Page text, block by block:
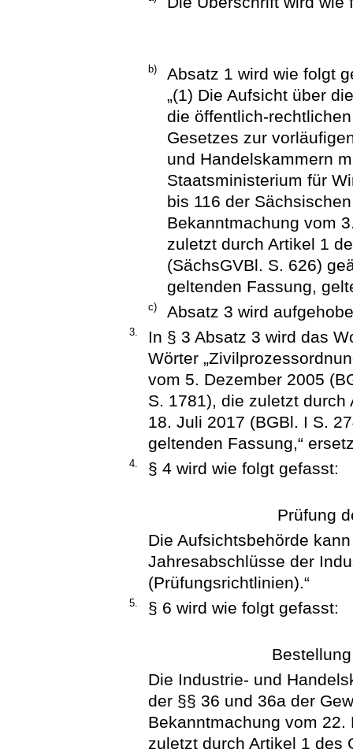
b)
Absatz 1 wird wie folgt
„(1) Die Aufsicht über
die öffentlich-
Gesetzes zur
und Handelskammern
Staatsministerium für
bis 116 der
Bekanntmachung vom
zuletzt durch Artikel 1
(SächsGVBl. S. 626)
geltenden Fassung,
c) Absatz 3 wird
3.
In § 3 Absatz 3 wird das
Wörter
vom 5. Dezember 2005
S. 1781), die zuletzt durch
18. Juli 2017 (BGBl. I S.
geltenden Fassung,“
4. § 4 wird wie folgt gefasst:
Prüfung
Die Aufsichtsbehörde
Jahresabschlüsse der
(Prüfungsrichtlinien).“
5. § 6 wird wie folgt gefasst:
Die Industrie- und
der §§ 36 und 36a der
Bekanntmachung vom
zuletzt durch Artikel 1 des